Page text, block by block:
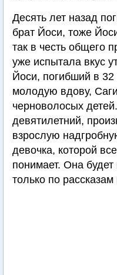
Десять лет назад
брат Йоси, тоже
так в честь общего
уже испытала вкус
Йоси, погибший в 32
молодую вдову,
черноволосых
девятилетний,
взрослую
девочка, которой
понимает. Она
только по